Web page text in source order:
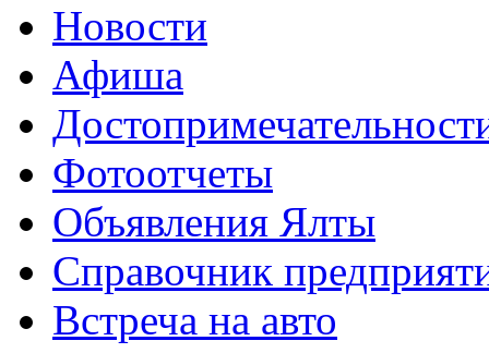
Новости
Афиша
Фотоотчеты
Объявления Ялты
Справочник
Встреча на авто